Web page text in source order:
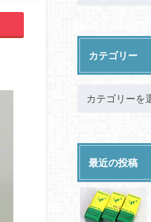
カテゴリー
最近の投稿